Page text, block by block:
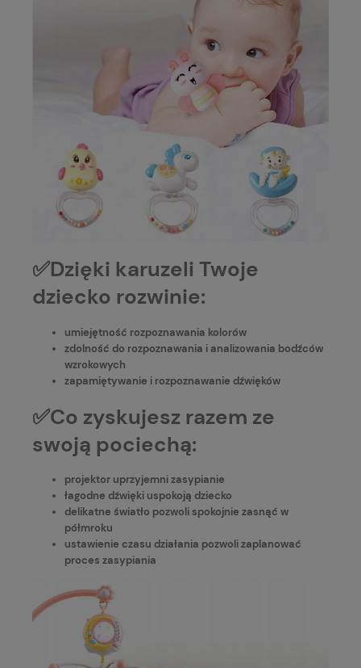
✅Dzięki karuzeli Twoje
dziecko rozwinie:
umiejętność rozpoznawania kolorów
zdolność do rozpoznawania i analizowania bodźców
wzrokowych
zapamiętywanie i rozpoznawanie dźwięków
✅Co zyskujesz razem ze
swoją pociechą:
projektor uprzyjemni zasypianie
łagodne dźwięki uspokoją dziecko
delikatne światło pozwoli spokojnie zasnąć w
półmroku
ustawienie czasu działania pozwoli zaplanować
proces zasypiania